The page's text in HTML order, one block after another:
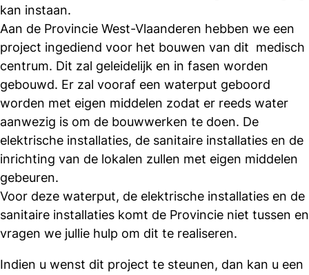
kan instaan.
Aan de Provincie West-Vlaanderen hebben we een
project ingediend voor het bouwen van dit medisch
centrum. Dit zal geleidelijk en in fasen worden
gebouwd. Er zal vooraf een waterput geboord
worden met eigen middelen zodat er reeds water
aanwezig is om de bouwwerken te doen. De
elektrische installaties, de sanitaire installaties en de
inrichting van de lokalen zullen met eigen middelen
gebeuren.
Voor deze waterput, de elektrische installaties en de
sanitaire installaties komt de Provincie niet tussen en
vragen we jullie hulp om dit te realiseren.
Indien u wenst dit project te steunen, dan kan u een